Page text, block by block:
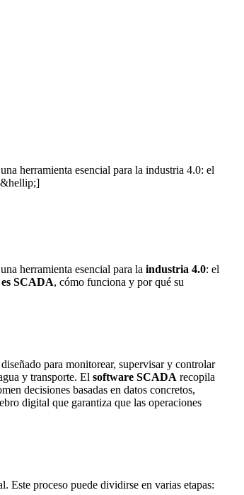
herramienta esencial para la industria 4.0: el
herramienta esencial para la industria 4.0: el
SCADA, cómo funciona y por qué su
para monitorear, supervisar y controlar
y transporte. El software SCADA recopila
decisiones basadas en datos concretos,
digital que garantiza que las operaciones
Este proceso puede dividirse en varias etapas: